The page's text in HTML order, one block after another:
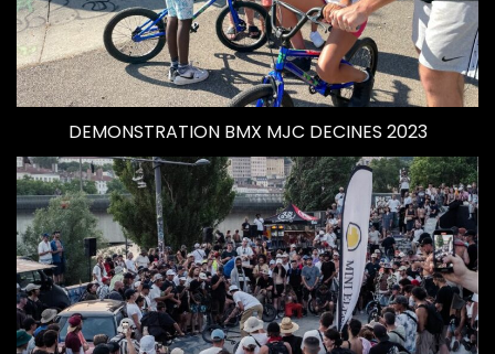
DEMONSTRATION BMX MJC DECINES 2023